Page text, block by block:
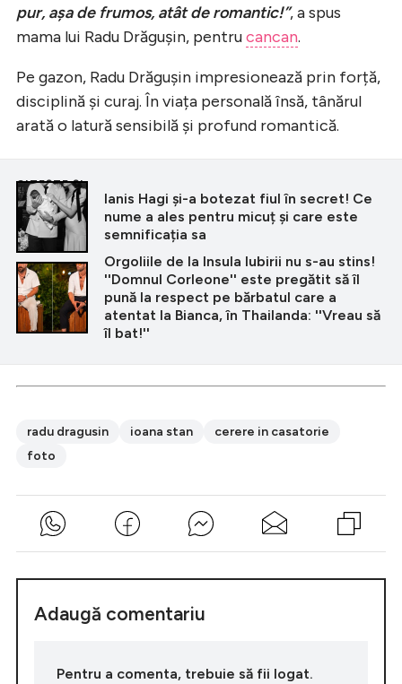
pur, așa de frumos, atât de romantic!”, a spus
mama lui Radu Drăgușin, pentrucancan.
Pe gazon, Radu Drăgușin impresionează prin forță,
disciplină și curaj. În viața personală însă, tânărul
arată o latură sensibilă și profund romantică.
CITEȘTE ȘI
Ianis Hagi și-a botezat fiul în secret! Ce
nume a ales pentru micuț și care este
semnificația sa
Orgoliile de la Insula Iubirii nu s-au stins!
''Domnul Corleone'' este pregătit să îl
pună la respect pe bărbatul care a
atentat la Bianca, în Thailanda: ''Vreau să
îl bat!''
radu dragusin ioana stan
cerere in casatorie
foto
Adaugă comentariu
Pentru a comenta, trebuie să fii logat.